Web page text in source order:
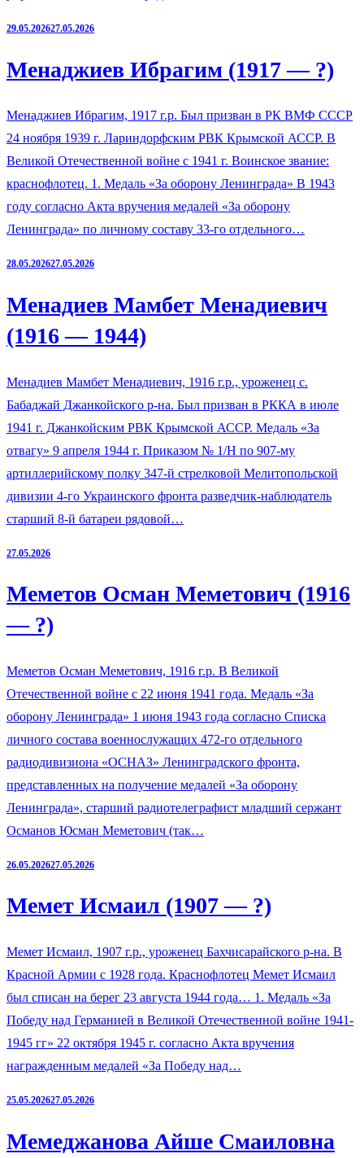
29.05.202627.05.2026
Менаджиев Ибрагим (1917 — ?)
Менаджиев Ибрагим, 1917 г.р. Был призван в РК ВМФ СССР
24 ноября 1939 г. Лариндорфским РВК Крымской АССР. В
Великой Отечественной войне с 1941 г. Воинское звание:
краснофлотец. 1. Медаль «За оборону Ленинграда» В 1943
году согласно Акта вручения медалей «За оборону
Ленинграда» по личному составу 33-го отдельного…
28.05.202627.05.2026
Менадиев Мамбет Менадиевич
(1916 — 1944)
Менадиев Мамбет Менадиевич, 1916 г.р., уроженец с.
Бабаджай Джанкойского р-на. Был призван в РККА в июле
1941 г. Джанкойским РВК Крымской АССР. Медаль «За
отвагу» 9 апреля 1944 г. Приказом № 1/Н по 907-му
артиллерийскому полку 347-й стрелковой Мелитопольской
дивизии 4-го Украинского фронта разведчик-наблюдатель
старший 8-й батареи рядовой…
27.05.2026
Меметов Осман Меметович (1916
— ?)
Меметов Осман Меметович, 1916 г.р. В Великой
Отечественной войне с 22 июня 1941 года. Медаль «За
оборону Ленинграда» 1 июня 1943 года согласно Списка
личного состава военнослужащих 472-го отдельного
радиодивизиона «ОСНАЗ» Ленинградского фронта,
представленных на получение медалей «За оборону
Ленинграда», старший радиотелеграфист младший сержант
Османов Юсман Меметович (так…
26.05.202627.05.2026
Мемет Исмаил (1907 — ?)
Мемет Исмаил, 1907 г.р., уроженец Бахчисарайского р-на. В
Красной Армии с 1928 года. Краснофлотец Мемет Исмаил
был списан на берег 23 августа 1944 года… 1. Медаль «За
Победу над Германией в Великой Отечественной войне 1941-
1945 гг» 22 октября 1945 г. согласно Акта вручения
награжденным медалей «За Победу над…
25.05.202627.05.2026
Мемеджанова Айше Смаиловна